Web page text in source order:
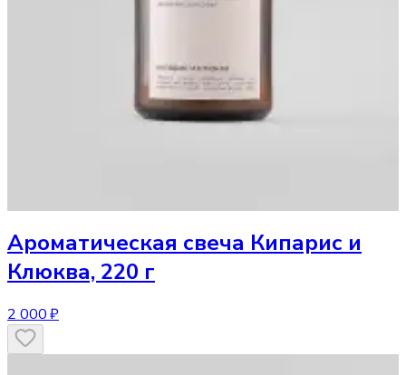
Ароматическая свеча Кипарис и
Клюква, 220 г
2 000 ₽